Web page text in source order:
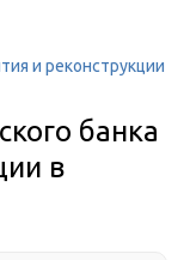
и реконструкции
банка
в